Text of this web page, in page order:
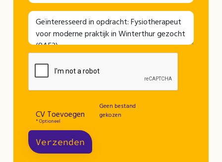
CV Toevoegen
Geen bestand
gekozen
Verzenden
* Optioneel